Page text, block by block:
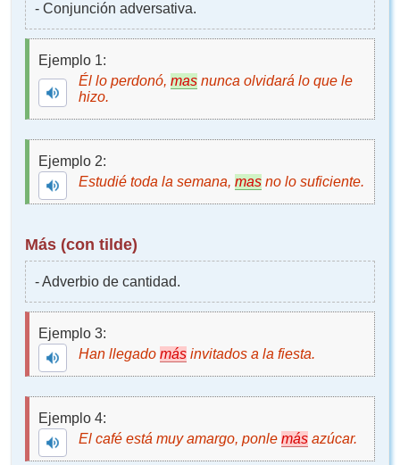
- Conjunción adversativa.
Ejemplo 1:
Él lo perdonó, mas nunca olvidará lo que le
hizo.
Ejemplo 2:
Estudié toda la semana, mas no lo suficiente.
Más (con tilde)
- Adverbio de cantidad.
Ejemplo 3:
Han llegado más invitados a la fiesta.
Ejemplo 4:
El café está muy amargo, ponle más azúcar.